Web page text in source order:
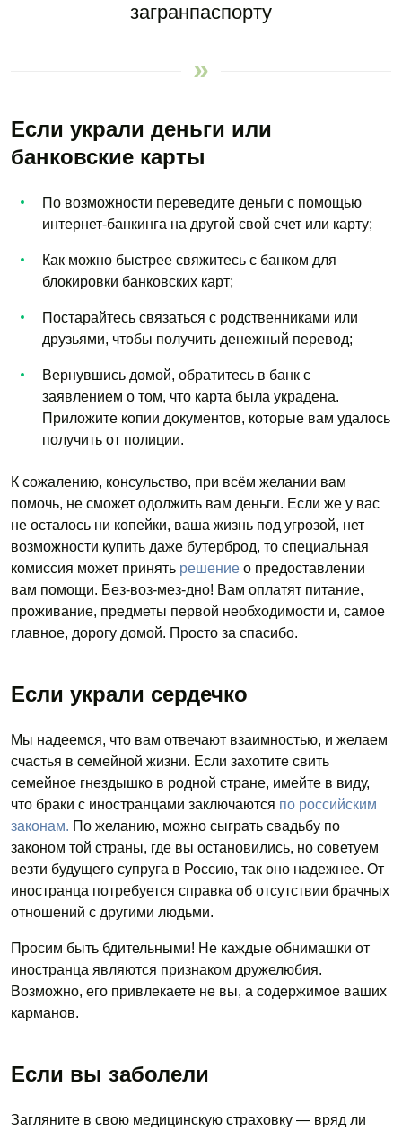
загранпаспорту
Если украли деньги или
банковские карты
По возможности переведите деньги с помощью
интернет-банкинга на другой свой счет или карту;
Как можно быстрее свяжитесь с банком для
блокировки банковских карт;
Постарайтесь связаться с родственниками или
друзьями, чтобы получить денежный перевод;
Вернувшись домой, обратитесь в банк с
заявлением о том, что карта была украдена.
Приложите копии документов, которые вам удалось
получить от полиции.
К сожалению, консульство, при всём желании вам
помочь, не сможет одолжить вам деньги. Если же у вас
не осталось ни копейки, ваша жизнь под угрозой, нет
возможности купить даже бутерброд, то специальная
комиссия может принять решение о предоставлении
вам помощи. Без-воз-мез-дно! Вам оплатят питание,
проживание, предметы первой необходимости и, самое
главное, дорогу домой. Просто за спасибо.
Если украли сердечко
Мы надеемся, что вам отвечают взаимностью, и желаем
счастья в семейной жизни. Если захотите свить
семейное гнездышко в родной стране, имейте в виду,
что браки с иностранцами заключаются по российским
законам. По желанию, можно сыграть свадьбу по
законом той страны, где вы остановились, но советуем
везти будущего супруга в Россию, так оно надежнее. От
иностранца потребуется справка об отсутствии брачных
отношений с другими людьми.
Просим быть бдительными! Не каждые обнимашки от
иностранца являются признаком дружелюбия.
Возможно, его привлекаете не вы, а содержимое ваших
карманов.
Если вы заболели
Загляните в свою медицинскую страховку — вряд ли